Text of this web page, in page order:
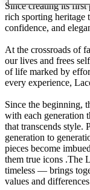
Since creating its
rich sporting heritage
confidence, and
At the crossroads of
our lives and frees
of life marked by
every experience,
Since the beginning,
with each generation
that transcends style.
generation to
pieces become
them true icons .The
timeless — brings
values and